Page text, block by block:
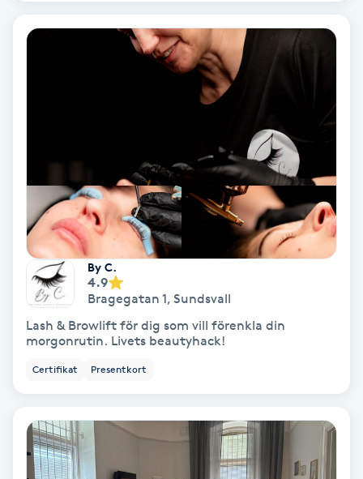
Herrklippning
HIFU
Hollywood Peel
Hot Stone Massage
Hot yoga
Hudföryngring
By C.
4.9
Bragegatan 1, Sundsvall
Lash & Browlift för dig som vill förenkla din
morgonrutin. Livets beautyhack!
Certifikat Presentkort